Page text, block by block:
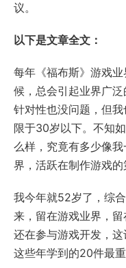
议。
以下是文章全文：
每年《福布斯》游戏
候，总会引起业界广
针对性也没问题，但
限于30岁以下。不知
么样，究竟有多少像
界，活跃在制作游戏的
我今年就52岁了，综
来，留在游戏业界，
还在参与游戏开发，
这些年学到的20件最重